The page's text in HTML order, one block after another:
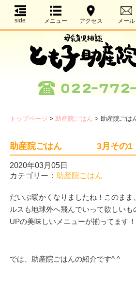
side メニュー アクセス メール
トップページ > 助産院ごはん > 助産院
助産院ごはん 3月その1
2020年03月05日
カテゴリー： 助産院ごはん
だいぶ暖かくなりましたね！このまま
ルスも地球外へ飛んでいって欲しいも
UPの美味しいメニューが揃ってます！
では、助産院ごはんの紹介です^ ^